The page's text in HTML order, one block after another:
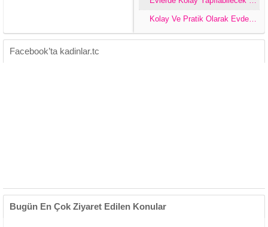
oldukça değişik birçok fikir ve
tasarımlar ile...
Facebook’ta kadinlar.tc
Bugün En Çok Ziyaret Edilen Konular